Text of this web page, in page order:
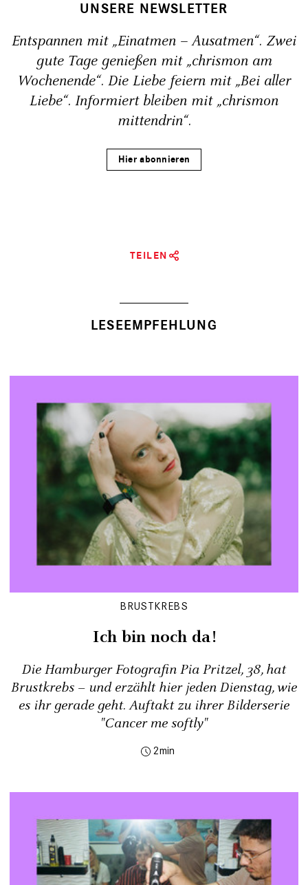
UNSERE NEWSLETTER
Entspannen mit „Einatmen – Ausatmen“. Zwei
gute Tage genießen mit „chrismon am
Wochenende“. Die Liebe feiern mit „Bei aller
Liebe“. Informiert bleiben mit „chrismon
mittendrin“.
Hier abonnieren
TEILEN
LESEEMPFEHLUNG
BRUSTKREBS
Ich bin noch da!
Die Hamburger Fotografin Pia Pritzel, 38, hat
Brustkrebs – und erzählt hier jeden Dienstag, wie
es ihr gerade geht. Auftakt zu ihrer Bilderserie
"Cancer me softly"
2